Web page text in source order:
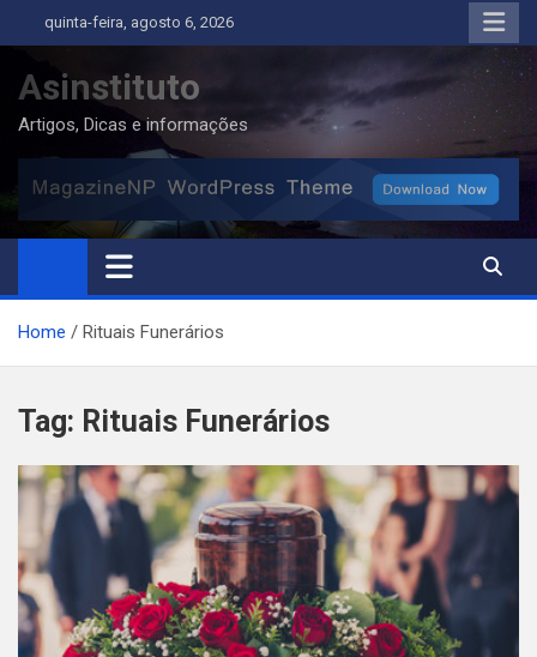
to
content
quinta-feira, agosto 6, 2026
Asinstituto
Artigos, Dicas e informações
Home Rituais Funerários
Tag: Rituais Funerários